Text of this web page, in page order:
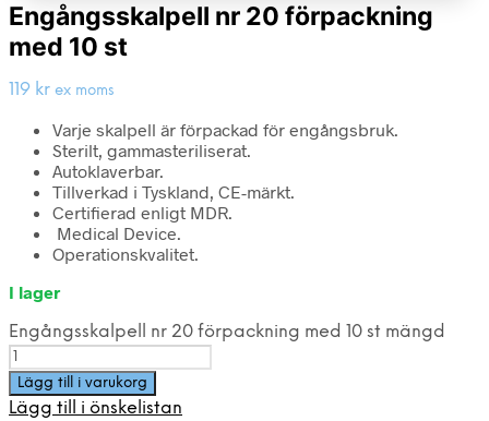
Engångsskalpell nr 20 förpackning
med 10 st
119 kr ex moms
Varje skalpell är förpackad för engångsbruk.
Sterilt, gammasteriliserat.
Autoklaverbar.
Tillverkad i Tyskland, CE-märkt.
Certifierad enligt MDR.
Medical Device.
Operationskvalitet.
I lager
Engångsskalpell nr 20 förpackning med 10 st mängd
Lägg till i varukorg
Lägg till i önskelistan